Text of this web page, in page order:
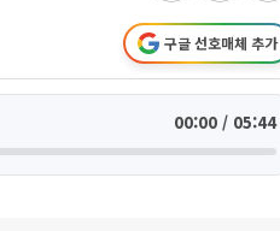
구글 선호매체 추가
00:00 / 05:44